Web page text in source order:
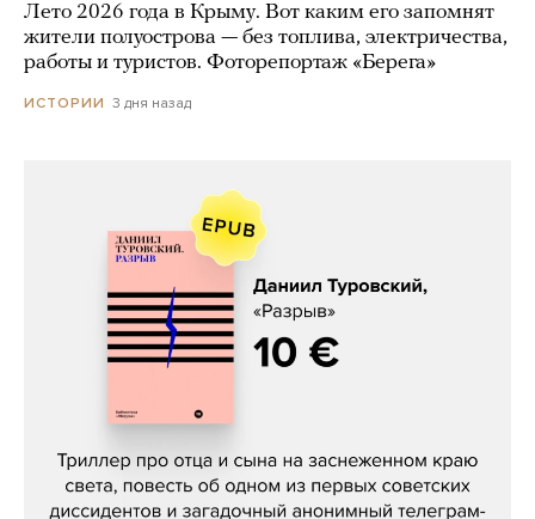
Лето 2026 года в Крыму. Вот каким его запомнят
жители полуострова — без топлива, электричества,
работы и туристов. Фоторепортаж «Берега»
ИСТОРИИ 3 дня назад
Даниил Туровский, «Разрыв»